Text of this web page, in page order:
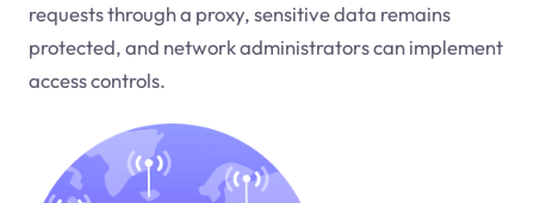
requests through a proxy, sensitive data remains
protected, and network administrators can implement
access controls.